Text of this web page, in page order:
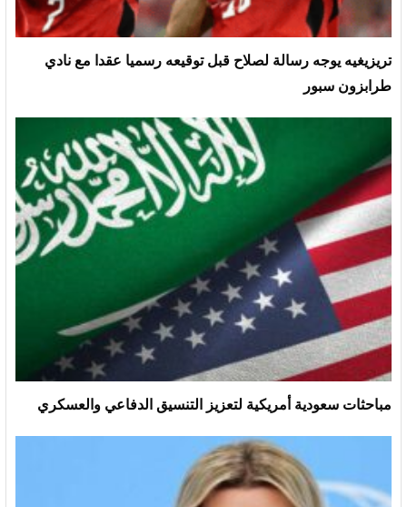
تريزيغيه يوجه رسالة لصلاح قبل توقيعه رسميا عقدا مع نادي
طرابزون سبور
مباحثات سعودية أمريكية لتعزيز التنسيق الدفاعي والعسكري